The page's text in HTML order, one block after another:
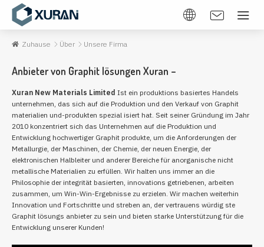
Zuhause Über Unsere Firma
Anbieter von Graphit lösungen Xuran –
Xuran New Materials Limited Ist ein produktions basiertes Handels
unternehmen, das sich auf die Produktion und den Verkauf von Graphit
materialien und-produkten spezial isiert hat. Seit seiner Gründung im Jahr
2010 konzentriert sich das Unternehmen auf die Produktion und
Entwicklung hochwertiger Graphit produkte, um die Anforderungen der
Metallurgie, der Maschinen, der Chemie, der neuen Energie, der
elektronischen Halbleiter und anderer Bereiche für anorganische nicht
metallische Materialien zu erfüllen. Wir halten uns immer an die
Philosophie der integrität basierten, innovations getriebenen, arbeiten
zusammen, um Win-Win-Ergebnisse zu erzielen. Wir machen weiterhin
Innovation und Fortschritte und streben an, der vertrauens würdig ste
Graphit lösungs anbieter zu sein und bieten starke Unterstützung für die
Entwicklung unserer Kunden!